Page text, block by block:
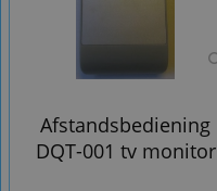
Afstandsbediening
DQT-001 tv monitor